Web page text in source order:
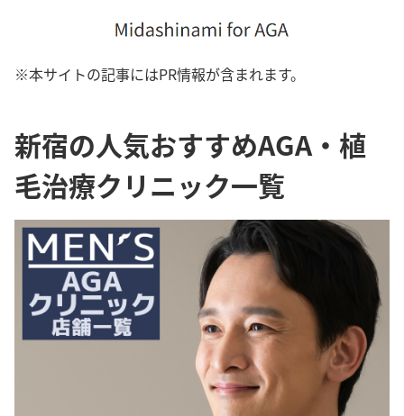
※本サイトの記事にはPR情報が含まれます。
新宿の人気おすすめAGA・植
毛治療クリニック一覧